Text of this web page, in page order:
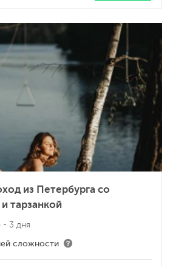
из Петербурга со
тарзанкой
- 3 дня
сложности